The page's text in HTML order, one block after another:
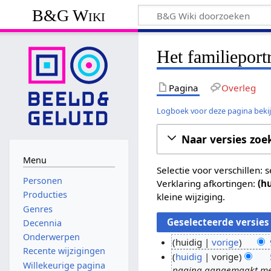
B&G Wiki
Het
Pagina Overleg
Logboek voor deze pagina
Naar versies
Selectie voor verschillen:
Verklaring afkortingen:
kleine wijziging.
9
huidig vorige
G
e
huidig vorige
Menu
Personen
Producties
Genres
Decennia
Onderwerpen
Recente wijzigingen
Willekeurige pagina